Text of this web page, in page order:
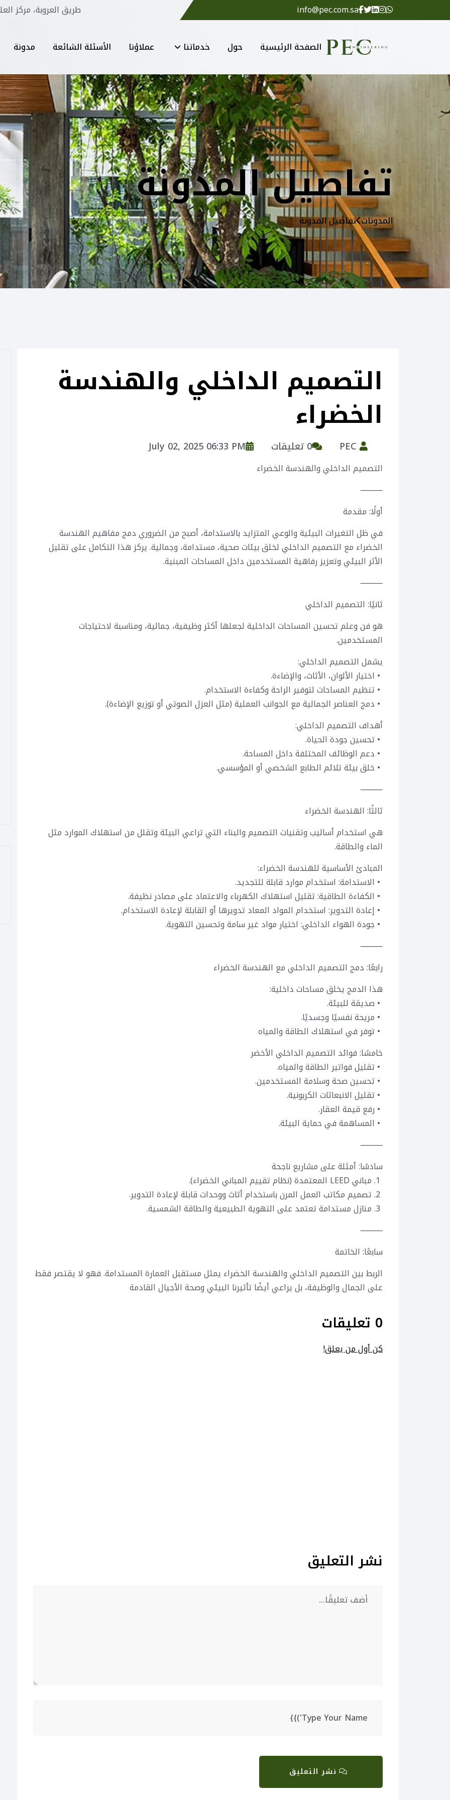
طريق العروبة، مركز info@pec.com.sa
الصفحة الرئيسية حول خدماتنا عملاؤنا الأسئلة الشائعة مدونة
تفاصيل المدونة
المدونات تفاصيل المدونة
التصميم الداخلي والهندسة
الخضراء
0 تعليقات July 02, 2025 06:33 PM
التصميم الداخلي والهندسة الخضراء
⸻
أولًا: مقدمة
في ظل التغيرات البيئية والوعي المتزايد بالاستدامة، أصبح من الضروري دمج مفاهيم الهندسة
الخضراء مع التصميم الداخلي لخلق بيئات صحية، مستدامة، وجمالية. يركز هذا التكامل على تقليل
الأثر البيئي وتعزيز رفاهية المستخدمين داخل المساحات المبنية.
⸻
ثانيًا: التصميم الداخلي
هو فن وعلم تحسين المساحات الداخلية لجعلها أكثر وظيفية، جمالية، ومناسبة لاحتياجات
المستخدمين.
يشمل التصميم الداخلي:
• اختيار الألوان، الأثاث، والإضاءة.
• تنظيم المساحات لتوفير الراحة وكفاءة الاستخدام.
• دمج العناصر الجمالية مع الجوانب العملية (مثل العزل الصوتي أو توزيع الإضاءة).
أهداف التصميم الداخلي:
• تحسين جودة الحياة.
• دعم الوظائف المختلفة داخل المساحة.
• خلق بيئة تلائم الطابع الشخصي أو المؤسسي.
⸻
ثالثًا: الهندسة الخضراء
هي استخدام أساليب وتقنيات التصميم والبناء التي تراعي البيئة وتقلل من استهلاك الموارد مثل
الماء والطاقة.
المبادئ الأساسية للهندسة الخضراء:
• الاستدامة: استخدام موارد قابلة للتجديد.
• الكفاءة الطاقية: تقليل استهلاك الكهرباء والاعتماد على مصادر نظيفة.
• إعادة التدوير: استخدام المواد المعاد تدويرها أو القابلة لإعادة الاستخدام.
• جودة الهواء الداخلي: اختيار مواد غير سامة وتحسين التهوية.
⸻
رابعًا: دمج التصميم الداخلي مع الهندسة الخضراء
هذا الدمج يخلق مساحات داخلية:
• صديقة للبيئة.
• مريحة نفسيًا وجسديًا.
• توفر في استهلاك الطاقة والمياه
خامسًا: فوائد التصميم الداخلي الأخضر
• تقليل فواتير الطاقة والمياه.
• تحسين صحة وسلامة المستخدمين.
• تقليل الانبعاثات الكربونية.
• رفع قيمة العقار.
• المساهمة في حماية البيئة.
⸻
سادسًا: أمثلة على مشاريع ناجحة
⸻
سابعًا: الخاتمة
الربط بين التصميم الداخلي والهندسة الخضراء يمثل مستقبل العمارة المستدامة. فهو لا يقتصر فقط
على الجمال والوظيفة، بل يراعي أيضًا تأثيرنا البيئي وصحة الأجيال القادمة
0 تعليقات
كن أول من يعلق!
نشر التعليق
نشر التعليق